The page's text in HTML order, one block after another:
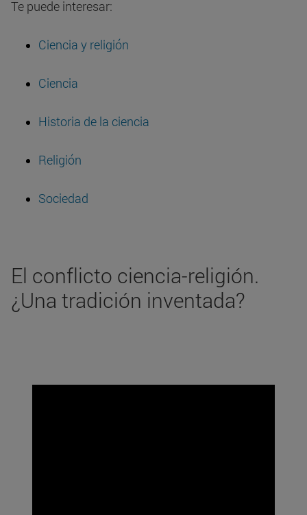
Te puede interesar:
Ciencia y religión
Ciencia
Historia de la ciencia
Religión
Sociedad
El conflicto ciencia-religión.
¿Una tradición inventada?